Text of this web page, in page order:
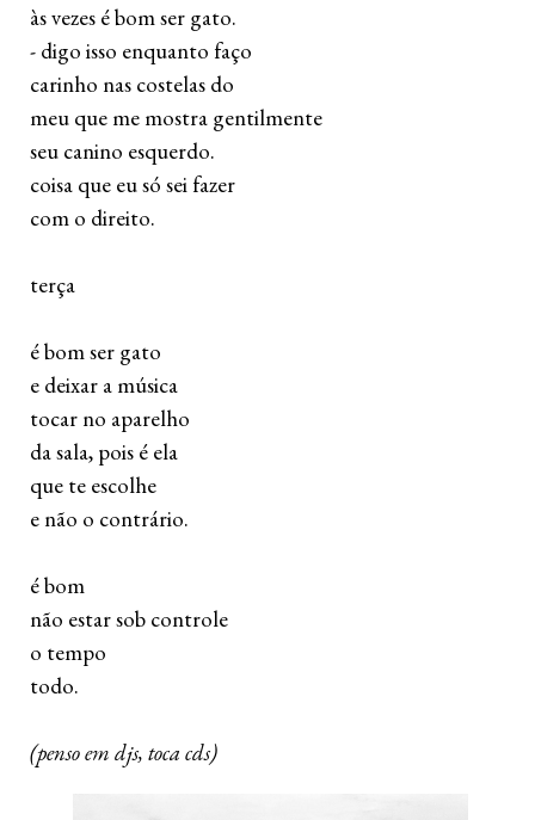
às vezes é bom ser gato.
- digo isso enquanto faço
carinho nas costelas do
meu que me mostra gentilmente
seu canino esquerdo.
coisa que eu só sei fazer
com o direito.
terça
é bom ser gato
e deixar a música
tocar no aparelho
da sala, pois é ela
que te escolhe
e não o contrário.
é bom
não estar sob controle
o tempo
todo.
(penso em djs, toca cds)